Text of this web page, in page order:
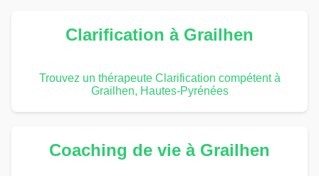
Clarification à Grailhen
Trouvez un thérapeute Clarification compétent à
Grailhen, Hautes-Pyrénées
Coaching de vie à Grailhen